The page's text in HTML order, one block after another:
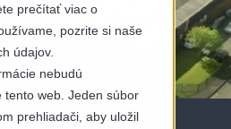
prečítať viac o
pozrite si naše
údajov.
nebudú
web. Jeden súbor
prehliadači, aby uložil